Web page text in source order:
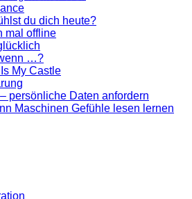
du dich heute?
mal offline
…?
My Castle
persönliche Daten anfordern
Maschinen Gefühle lesen lernen